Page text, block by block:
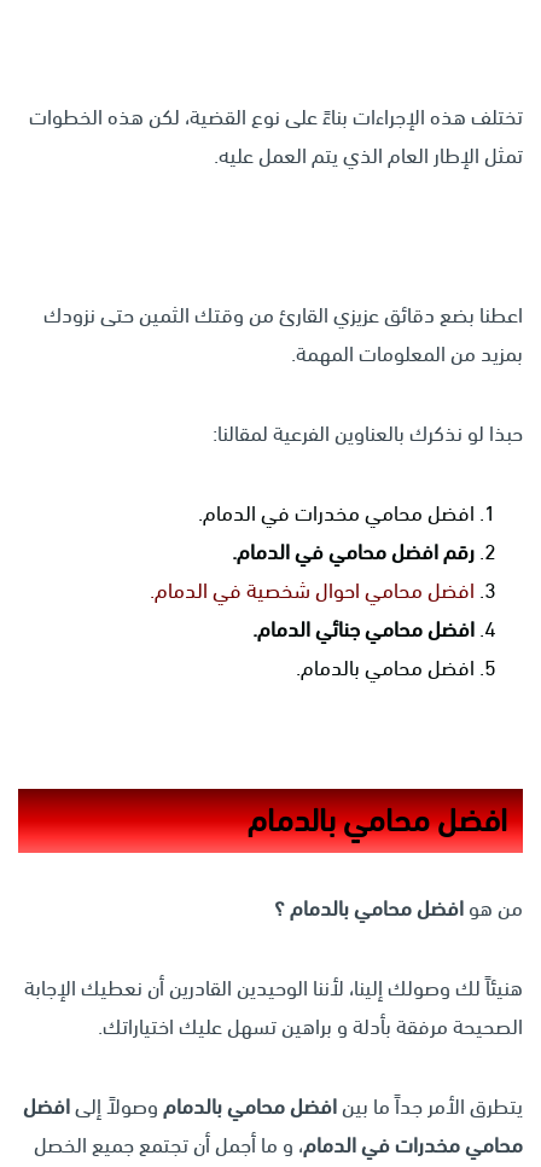
تختلف هذه الإجراءات بناءً على نوع القضية، لكن هذه الخطوات
تمثل الإطار العام الذي يتم العمل عليه.
اعطنا بضع دقائق عزيزي القارئ من وقتك الثمين حتى نزودك
بمزيد من المعلومات المهمة.
حبذا لو نذكرك بالعناوين الفرعية لمقالنا:
افضل محامي مخدرات في الدمام.
رقم افضل محامي في الدمام.
افضل محامي احوال شخصية في الدمام.
افضل محامي جنائي الدمام.
افضل محامي بالدمام.
افضل محامي بالدمام
من هوافضل محامي بالدمام ؟
هنيئاً لك وصولك إلينا، لأننا الوحيدين القادرين أن نعطيك الإجابة
الصحيحة مرفقة بأدلة و براهين تسهل عليك اختياراتك.
يتطرق الأمر جداً ما بينافضل محامي بالدماموصولاً إلىافضل
محامي مخدرات في الدمام، و ما أجمل أن تجتمع جميع الخصل